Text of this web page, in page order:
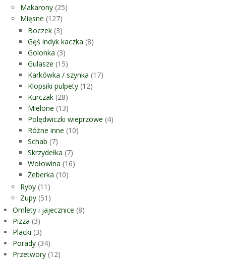
Makarony (25)
Mięsne (127)
Boczek (3)
Gęś indyk kaczka (8)
Golonka (3)
Gulasze (15)
Karkówka / szynka (17)
Klopsiki pulpety (12)
Kurczak (28)
Mielone (13)
Polędwiczki wieprzowe (4)
Różne inne (10)
Schab (7)
Skrzydełka (7)
Wołowina (16)
Żeberka (10)
Ryby (11)
Zupy (51)
Omlety i jajecznice (8)
Pizza (3)
Placki (3)
Porady (34)
Przetwory (12)